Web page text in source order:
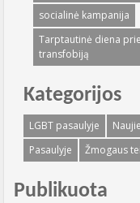
socialinė kampanija
Tarptautinė diena
transfobiją
Kategorijos
LGBT pasaulyje
Pasaulyje
Žmogaus
Publikuota